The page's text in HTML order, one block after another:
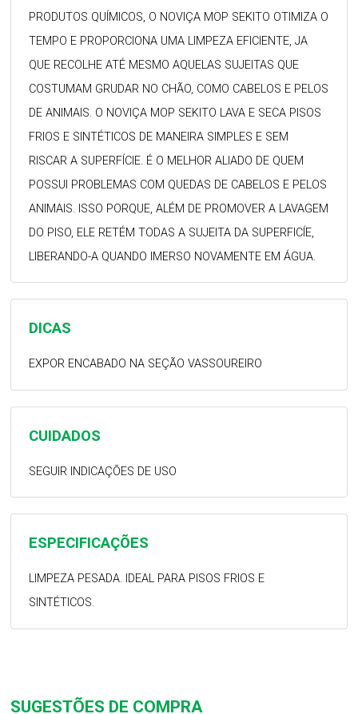
ESPECIFICAÇÕES
LIMPEZA PESADA. IDEAL PARA PISOS FRIOS E
SINTÉTICOS.
CUIDADOS
SEGUIR INDICAÇÕES DE USO
DICAS
EXPOR ENCABADO NA SEÇÃO VASSOUREIRO
PRODUTOS QUÍMICOS, O NOVIÇA MOP SEKITO OTIMIZA O
TEMPO E PROPORCIONA UMA LIMPEZA EFICIENTE, JA
QUE RECOLHE ATÉ MESMO AQUELAS SUJEITAS QUE
COSTUMAM GRUDAR NO CHÃO, COMO CABELOS E PELOS
DE ANIMAIS. O NOVIÇA MOP SEKITO LAVA E SECA PISOS
FRIOS E SINTÉTICOS DE MANEIRA SIMPLES E SEM
RISCAR A SUPERFÍCIE. É O MELHOR ALIADO DE QUEM
POSSUI PROBLEMAS COM QUEDAS DE CABELOS E PELOS
ANIMAIS. ISSO PORQUE, ALÉM DE PROMOVER A LAVAGEM
DO PISO, ELE RETÉM TODAS A SUJEITA DA SUPERFICÍE,
LIBERANDO-A QUANDO IMERSO NOVAMENTE EM ÁGUA.
SUGESTÕES DE COMPRA